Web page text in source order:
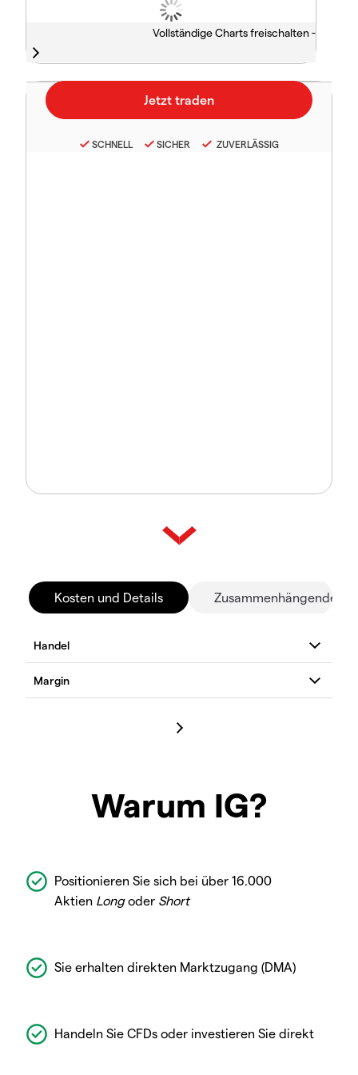
Vollständige Charts freischalten -
SCHNELL SICHER ZUVERLÄSSIG
Kosten und Details Zusammenhängende
Warum IG?
Positionieren Sie sich bei über 16.000
Aktien Longoder Short
Sie erhalten direkten Marktzugang (DMA)
Handeln Sie CFDs oder investieren Sie direkt